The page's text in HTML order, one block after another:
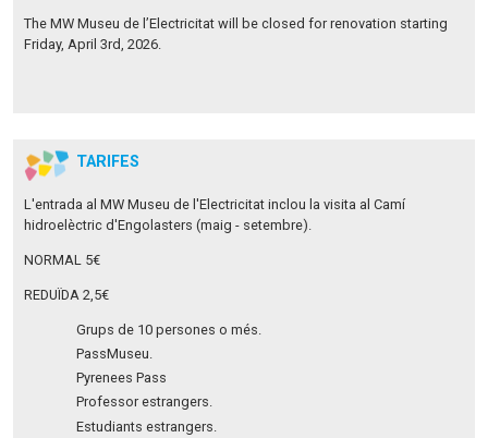
The MW Museu de l’Electricitat will be closed for renovation starting
Friday, April 3rd, 2026.
TARIFES
L'entrada al MW Museu de l'Electricitat inclou la visita al Camí
hidroelèctric d'Engolasters (maig - setembre).
NORMAL 5€
REDUÏDA 2,5€
Grups de 10 persones o més.
PassMuseu.
Pyrenees Pass
Professor estrangers.
Estudiants estrangers.